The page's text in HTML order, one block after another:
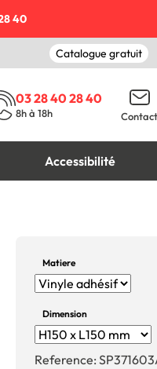
40
Catalogue gratuit
03 28 40 28 40
8h à 18h Contact
Accessibilité
Matiere
Dimension
Reference: